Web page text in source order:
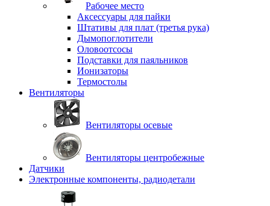
Рабочее место
Аксессуары для пайки
Штативы для плат (третья рука)
Дымопоглотители
Оловоотсосы
Подставки для паяльников
Ионизаторы
Термостолы
Вентиляторы
Вентиляторы осевые
Вентиляторы центробежные
Датчики
Электронные компоненты, радиодетали